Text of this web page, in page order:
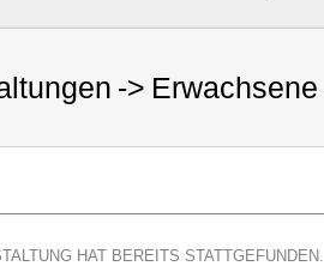
Erwachsene
HAT BEREITS STATT­GE­FUN­DEN.